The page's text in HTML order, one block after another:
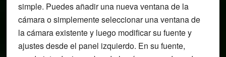
simple. Puedes añadir una nueva ventana de la
cámara o simplemente seleccionar una ventana de
la cámara existente y luego modificar su fuente y
ajustes desde el panel izquierdo. En su fuente,